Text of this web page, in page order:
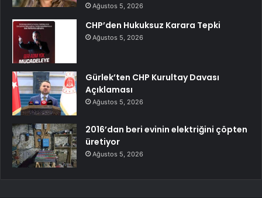
Ağustos 5, 2026
CHP’den Hukuksuz Karara Tepki
Ağustos 5, 2026
Gürlek’ten CHP Kurultay Davası
Açıklaması
Ağustos 5, 2026
2016’dan beri evinin elektriğini çöpten
üretiyor
Ağustos 5, 2026